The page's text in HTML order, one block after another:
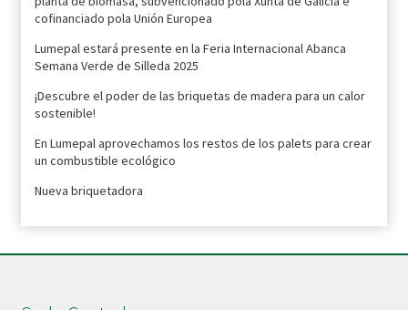
cofinanciado pola Unión Europea
Lumepal estará presente en la Feria Internacional Abanca
Semana Verde de Silleda 2025
¡Descubre el poder de las briquetas de madera para un calor
sostenible!
En Lumepal aprovechamos los restos de los palets para crear
un combustible ecológico
Nueva briquetadora